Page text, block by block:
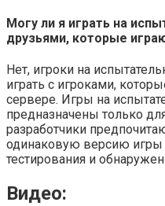
Могу ли я играть на
друзьями, которые
Нет, игроки на
играть с игроками,
сервере. Игры на
предназначены только
разработчики
одинаковую версию игры
тестирования и
Видео: